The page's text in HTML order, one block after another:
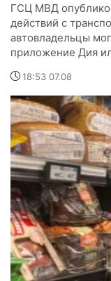
ГСЦ МВД
действий с
автовладельцы
приложение Дия
18:53 07.08